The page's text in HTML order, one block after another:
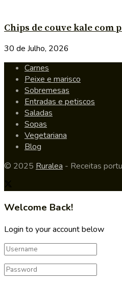
Chips de couve kale com
30 de Julho, 2026
Carnes
Peixe e marisco
Sobremesas
Entradas e petiscos
Saladas
Sopas
Vegetariana
Blog
© 2025 Ruralea - Receitas
Welcome Back!
Login to your account below